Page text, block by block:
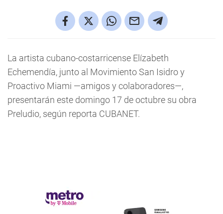
La artista cubano-costarricense Elízabeth
Echemendía, junto al Movimiento San Isidro y
Proactivo Miami —amigos y colaboradores—,
presentarán este domingo 17 de octubre su obra
Preludio, según reporta CUBANET.